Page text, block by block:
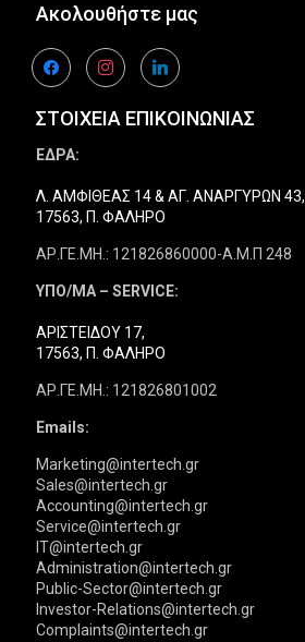
Ακολουθήστε μας
facebookinstagramlinkedin
ΣΤΟΙΧΕΙΑ ΕΠΙΚΟΙΝΩΝΙΑΣ
ΕΔΡΑ:
Λ. ΑΜΦΙΘΕΑΣ 14 & ΑΓ. ΑΝΑΡΓΥΡΩΝ 43,
17563, Π. ΦΑΛΗΡΟ
ΑΡ.ΓΕ.ΜΗ.: 121826860000-Α.Μ.Π 248
ΥΠΟ/ΜΑ – SERVICE:
ΑΡΙΣΤΕΙΔΟΥ 17,
17563, Π. ΦΑΛΗΡΟ
ΑΡ.ΓΕ.ΜΗ.: 121826801002
Emails:
Marketing@intertech.gr
Sales@intertech.gr
Accounting@intertech.gr
Service@intertech.gr
IT@intertech.gr
Administration@intertech.gr
Public-Sector@intertech.gr
Investor-Relations@intertech.gr
Complaints@intertech.gr